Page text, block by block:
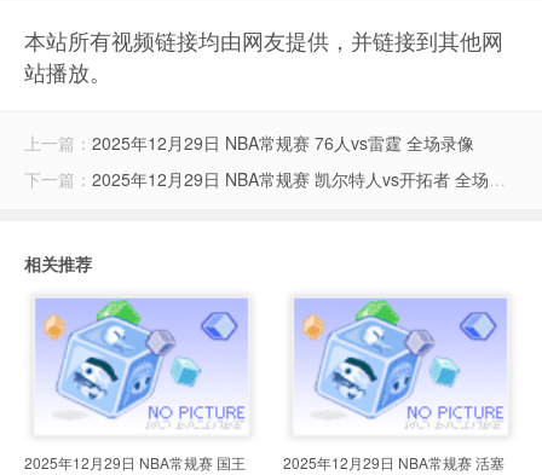
本站所有视频链接均由网友提供，并链接到其他网
站播放。
上一篇： 2025年12月29日 NBA常规赛 76人vs雷霆 全场录像
下一篇： 2025年12月29日 NBA常规赛 凯尔特人vs开拓者 全场录像
相关推荐
2025年12月29日 NBA常规赛 国王
2025年12月29日 NBA常规赛 活塞